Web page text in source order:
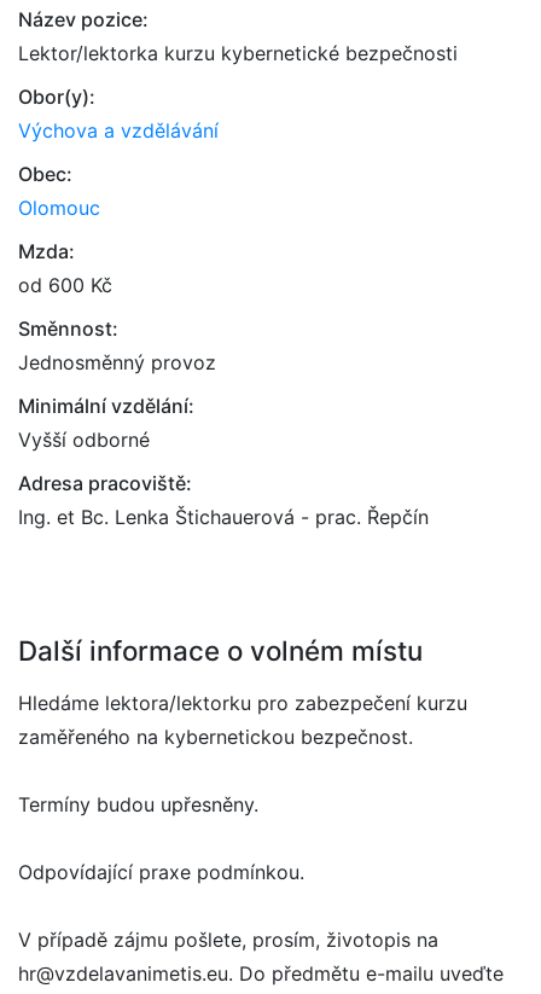
Název pozice:
Lektor/lektorka kurzu kybernetické bezpečnosti
Obor(y):
Výchova a vzdělávání
Obec:
Olomouc
Mzda:
od 600 Kč
Směnnost:
Jednosměnný provoz
Minimální vzdělání:
Vyšší odborné
Adresa pracoviště:
Ing. et Bc. Lenka Štichauerová - prac. Řepčín
Další informace o volném místu
Hledáme lektora/lektorku pro zabezpečení kurzu
zaměřeného na kybernetickou bezpečnost.
Termíny budou upřesněny.
Odpovídající praxe podmínkou.
V případě zájmu pošlete, prosím, životopis na
hr@vzdelavanimetis.eu. Do předmětu e-mailu uveďte